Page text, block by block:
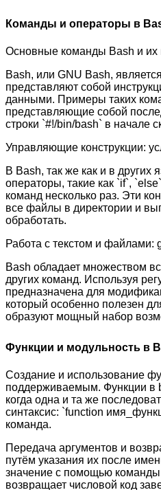
Команды и операторы в
Основные команды Bash и их
Bash, или GNU Bash,
представляют собой
данными. Примеры таких
представляющие собой
строки `#!/bin/bash` в начале
Управляющие конструкции:
В Bash, так же как и в
операторы, такие как `if`,
команд несколько раз. Эти
все файлы в директории и
обработать.
Работа с текстом и файлами:
Bash обладает множеством
других команд. Используя
предназначена для
который особенно полезен
образуют мощный набор
Функции и модульность в
Создание и использование
поддерживаемым. Функции в
когда одна и та же
синтаксис: `function
команда.
Передача аргументов и
путём указания их после
значение с помощью команды
возвращает числовой код